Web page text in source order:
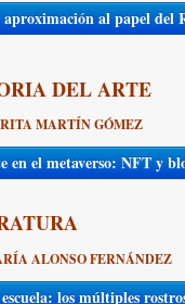
aproximación al papel del
DEL ARTE
MARTÍN GÓMEZ
en el metaverso: NFT y
ALONSO FERNÁNDEZ
los múltiples